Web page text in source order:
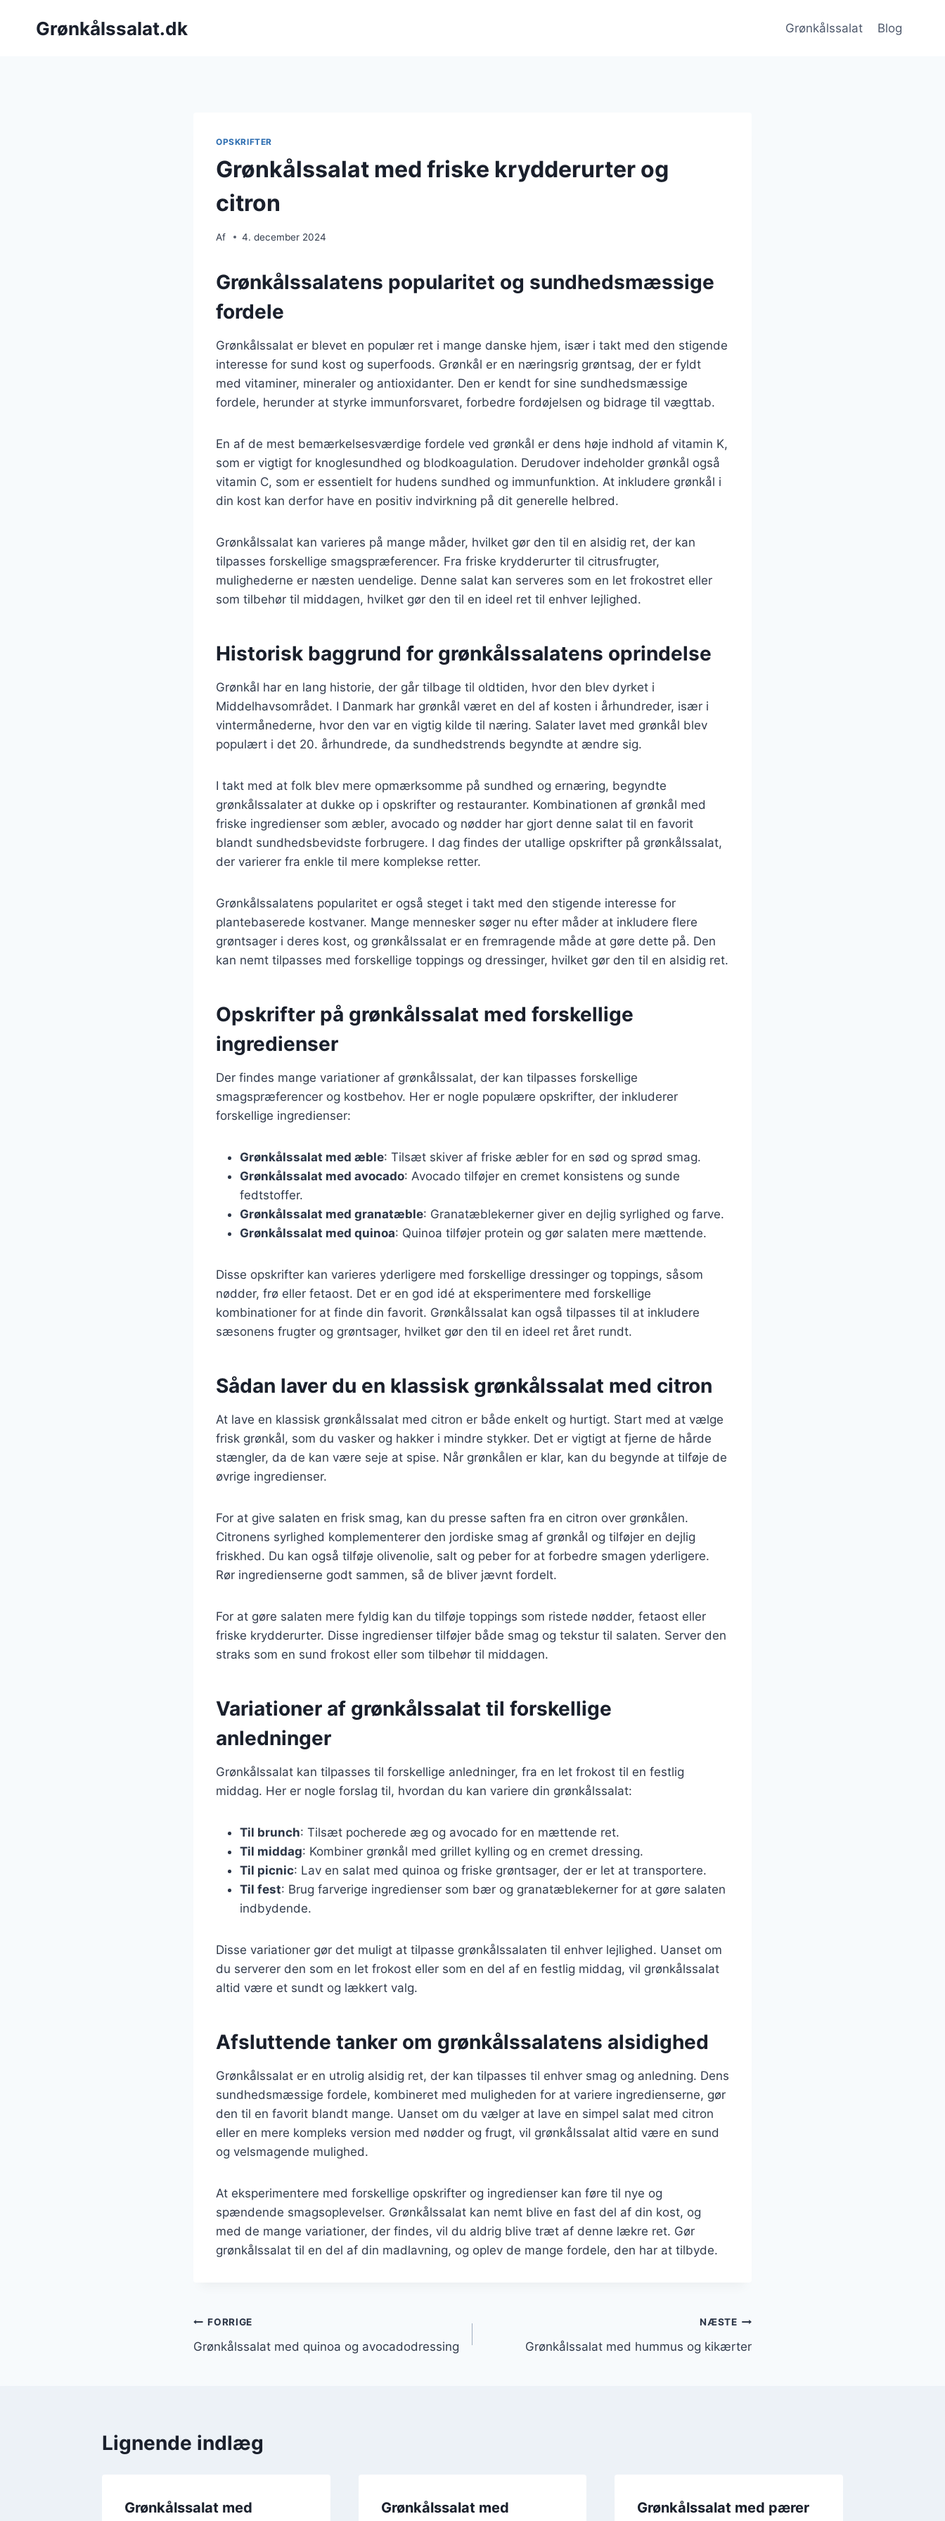
Grønkålssalat.dk Grønkålssalat Blog
OPSKRIFTER
Grønkålssalat med friske krydderurter og
citron
Af 4. december 2024
Grønkålssalatens popularitet og sundhedsmæssige
fordele
Grønkålssalat er blevet en populær ret i mange danske hjem, især i takt med den stigende
interesse for sund kost og superfoods. Grønkål er en næringsrig grøntsag, der er fyldt
med vitaminer, mineraler og antioxidanter. Den er kendt for sine sundhedsmæssige
fordele, herunder at styrke immunforsvaret, forbedre fordøjelsen og bidrage til vægttab.
En af de mest bemærkelsesværdige fordele ved grønkål er dens høje indhold af vitamin K,
som er vigtigt for knoglesundhed og blodkoagulation. Derudover indeholder grønkål også
vitamin C, som er essentielt for hudens sundhed og immunfunktion. At inkludere grønkål i
din kost kan derfor have en positiv indvirkning på dit generelle helbred.
Grønkålssalat kan varieres på mange måder, hvilket gør den til en alsidig ret, der kan
tilpasses forskellige smagspræferencer. Fra friske krydderurter til citrusfrugter,
mulighederne er næsten uendelige. Denne salat kan serveres som en let frokostret eller
som tilbehør til middagen, hvilket gør den til en ideel ret til enhver lejlighed.
Historisk baggrund for grønkålssalatens oprindelse
Grønkål har en lang historie, der går tilbage til oldtiden, hvor den blev dyrket i
Middelhavsområdet. I Danmark har grønkål været en del af kosten i århundreder, især i
vintermånederne, hvor den var en vigtig kilde til næring. Salater lavet med grønkål blev
populært i det 20. århundrede, da sundhedstrends begyndte at ændre sig.
I takt med at folk blev mere opmærksomme på sundhed og ernæring, begyndte
grønkålssalater at dukke op i opskrifter og restauranter. Kombinationen af grønkål med
friske ingredienser som æbler, avocado og nødder har gjort denne salat til en favorit
blandt sundhedsbevidste forbrugere. I dag findes der utallige opskrifter på grønkålssalat,
der varierer fra enkle til mere komplekse retter.
Grønkålssalatens popularitet er også steget i takt med den stigende interesse for
plantebaserede kostvaner. Mange mennesker søger nu efter måder at inkludere flere
grøntsager i deres kost, og grønkålssalat er en fremragende måde at gøre dette på. Den
kan nemt tilpasses med forskellige toppings og dressinger, hvilket gør den til en alsidig ret.
Opskrifter på grønkålssalat med forskellige
ingredienser
Der findes mange variationer af grønkålssalat, der kan tilpasses forskellige
smagspræferencer og kostbehov. Her er nogle populære opskrifter, der inkluderer
forskellige ingredienser:
Grønkålssalat med æble: Tilsæt skiver af friske æbler for en sød og sprød smag.
Grønkålssalat med avocado: Avocado tilføjer en cremet konsistens og sunde
fedtstoffer.
Grønkålssalat med granatæble: Granatæblekerner giver en dejlig syrlighed og farve.
Grønkålssalat med quinoa: Quinoa tilføjer protein og gør salaten mere mættende.
Disse opskrifter kan varieres yderligere med forskellige dressinger og toppings, såsom
nødder, frø eller fetaost. Det er en god idé at eksperimentere med forskellige
kombinationer for at finde din favorit. Grønkålssalat kan også tilpasses til at inkludere
sæsonens frugter og grøntsager, hvilket gør den til en ideel ret året rundt.
Sådan laver du en klassisk grønkålssalat med citron
At lave en klassisk grønkålssalat med citron er både enkelt og hurtigt. Start med at vælge
frisk grønkål, som du vasker og hakker i mindre stykker. Det er vigtigt at fjerne de hårde
stængler, da de kan være seje at spise. Når grønkålen er klar, kan du begynde at tilføje de
øvrige ingredienser.
For at give salaten en frisk smag, kan du presse saften fra en citron over grønkålen.
Citronens syrlighed komplementerer den jordiske smag af grønkål og tilføjer en dejlig
friskhed. Du kan også tilføje olivenolie, salt og peber for at forbedre smagen yderligere.
Rør ingredienserne godt sammen, så de bliver jævnt fordelt.
For at gøre salaten mere fyldig kan du tilføje toppings som ristede nødder, fetaost eller
friske krydderurter. Disse ingredienser tilføjer både smag og tekstur til salaten. Server den
straks som en sund frokost eller som tilbehør til middagen.
Variationer af grønkålssalat til forskellige
anledninger
Grønkålssalat kan tilpasses til forskellige anledninger, fra en let frokost til en festlig
middag. Her er nogle forslag til, hvordan du kan variere din grønkålssalat:
Til brunch: Tilsæt pocherede æg og avocado for en mættende ret.
Til middag: Kombiner grønkål med grillet kylling og en cremet dressing.
Til picnic: Lav en salat med quinoa og friske grøntsager, der er let at transportere.
Til fest: Brug farverige ingredienser som bær og granatæblekerner for at gøre salaten
indbydende.
Disse variationer gør det muligt at tilpasse grønkålssalaten til enhver lejlighed. Uanset om
du serverer den som en let frokost eller som en del af en festlig middag, vil grønkålssalat
altid være et sundt og lækkert valg.
Afsluttende tanker om grønkålssalatens alsidighed
Grønkålssalat er en utrolig alsidig ret, der kan tilpasses til enhver smag og anledning. Dens
sundhedsmæssige fordele, kombineret med muligheden for at variere ingredienserne, gør
den til en favorit blandt mange. Uanset om du vælger at lave en simpel salat med citron
eller en mere kompleks version med nødder og frugt, vil grønkålssalat altid være en sund
og velsmagende mulighed.
At eksperimentere med forskellige opskrifter og ingredienser kan føre til nye og
spændende smagsoplevelser. Grønkålssalat kan nemt blive en fast del af din kost, og
med de mange variationer, der findes, vil du aldrig blive træt af denne lækre ret. Gør
grønkålssalat til en del af din madlavning, og oplev de mange fordele, den har at tilbyde.
Indlægsnavigation
FORRIGE
Grønkålssalat med quinoa og avocadodressing
NÆSTE
Grønkålssalat med hummus og kikærter
Lignende indlæg
Grønkålssalat med
Grønkålssalat med
Grønkålssalat med pærer